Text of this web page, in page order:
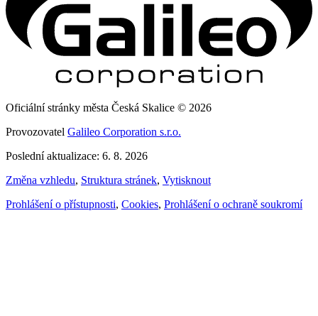
Oficiální stránky města Česká Skalice © 2026
Provozovatel Galileo Corporation s.r.o.
Poslední aktualizace: 6. 8. 2026
Změna vzhledu, Struktura stránek, Vytisknout
Prohlášení o přístupnosti, Cookies, Prohlášení o ochraně soukromí